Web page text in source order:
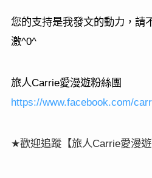
您的支持是我發文的動力，請
激^0^
旅人Carrie愛漫遊粉絲團
https://www.facebook.com/
★歡迎追蹤【旅人Carrie愛漫遊